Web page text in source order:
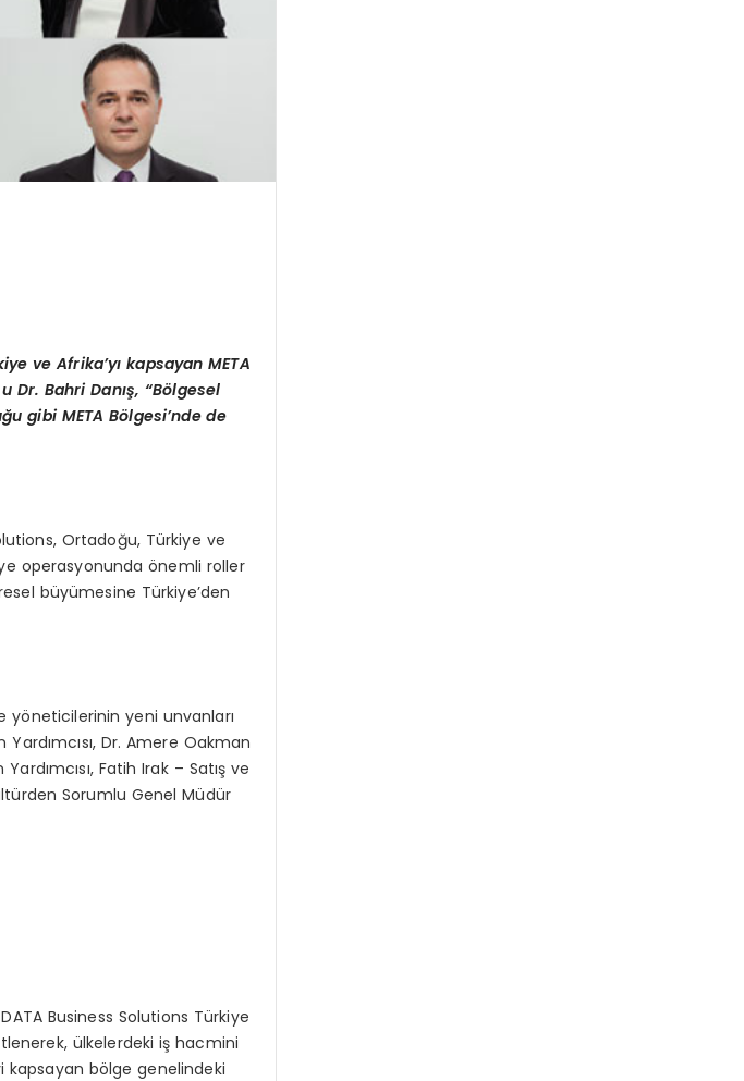
ve Afrika’yı kapsayan META
Dr. Bahri Danış, “Bölgesel
gibi META Bölgesi’nde de
Ortadoğu, Türkiye ve
operasyonunda önemli roller
büyümesine Türkiye’den
yöneticilerinin yeni unvanları
Dr. Amere Oakman
Fatih Irak – Satış ve
Sorumlu Genel Müdür
Business Solutions Türkiye
ülkelerdeki iş hacmini
kapsayan bölge genelindeki